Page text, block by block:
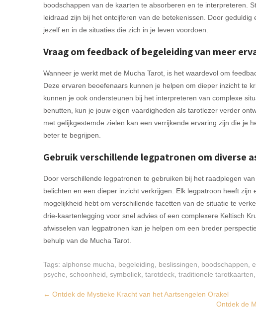
boodschappen van de kaarten te absorberen en te interpreteren.
leidraad zijn bij het ontcijferen van de betekenissen. Door
jezelf en in de situaties die zich in je leven voordoen.
Vraag om feedback of begeleiding van meer
Wanneer je werkt met de Mucha Tarot, is het waardevol om
Deze ervaren beoefenaars kunnen je helpen om dieper inzicht te
kunnen je ook ondersteunen bij het interpreteren van complexe
benutten, kun je jouw eigen vaardigheden als tarotlezer verder
met gelijkgestemde zielen kan een verrijkende ervaring zijn die je
beter te begrijpen.
Gebruik verschillende legpatronen om diverse
Door verschillende legpatronen te gebruiken bij het raadplegen
belichten en een dieper inzicht verkrijgen. Elk legpatroon heeft
mogelijkheid hebt om verschillende facetten van de situatie te
drie-kaartenlegging voor snel advies of een complexere Keltisch
afwisselen van legpatronen kan je helpen om een breder
behulp van de Mucha Tarot.
Tags: alphonse mucha begeleiding beslissingen boodschappen
psyche schoonheid symboliek tarotdeck traditionele tarotkaarten
Post
← Ontdek de Mystieke Kracht van het Aartsengelen Orakel
Ontdek de